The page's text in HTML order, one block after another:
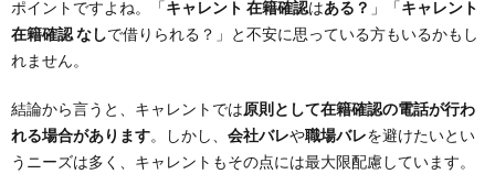
ポイントですよね。「キャレント 在籍確認はある？ 」「キャレント
在籍確認 なしで借りられる？」と不安に思っている方もいるかもし
れません。
結論から言うと、キャレントでは原則として在籍確認の電話が行わ
れる場合があります。しかし、 会社バレや職場バレを避けたいとい
うニーズは多く、キャレントもその点には最大限配慮しています。